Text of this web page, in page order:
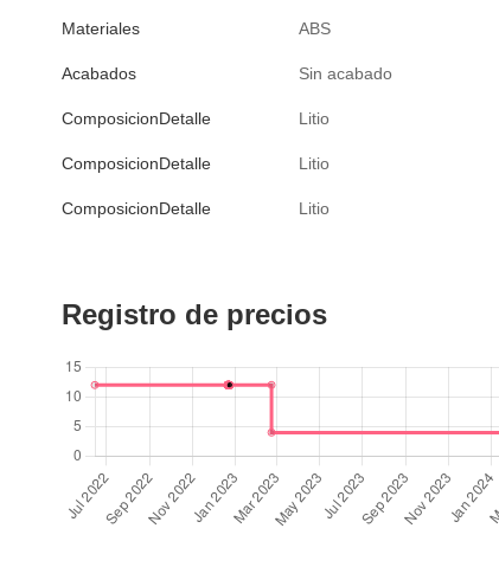
Materiales ABS
Acabados Sin acabado
ComposicionDetalle Litio
ComposicionDetalle Litio
ComposicionDetalle Litio
Registro de precios